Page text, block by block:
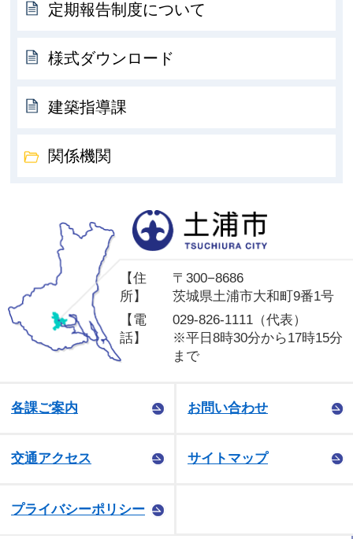
定期報告制度について
様式ダウンロード
建築指導課
関係機関
【住
所】
〒300−8686
茨城県土浦市大和町9番1号
【電
話】
029-826-1111（代表）
※平日8時30分から17時15分
まで
各課ご案内 お問い合わせ
交通アクセス サイトマップ
プライバシーポリシー